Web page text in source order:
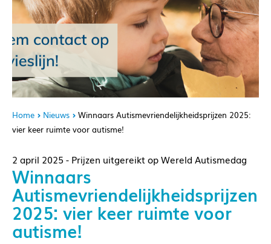
Home Nieuws
Winnaars Autismevriendelijkheidsprijzen 2025:
vier keer ruimte voor autisme!
2 april 2025 - Prijzen uitgereikt op Wereld Autismedag
Winnaars
Autismevriendelijkheidsprijzen
2025: vier keer ruimte voor
autisme!